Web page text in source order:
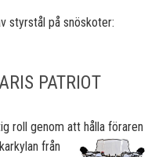
styrstål på snöskoter:
PATRIOT
roll genom att hålla föraren
kylan från